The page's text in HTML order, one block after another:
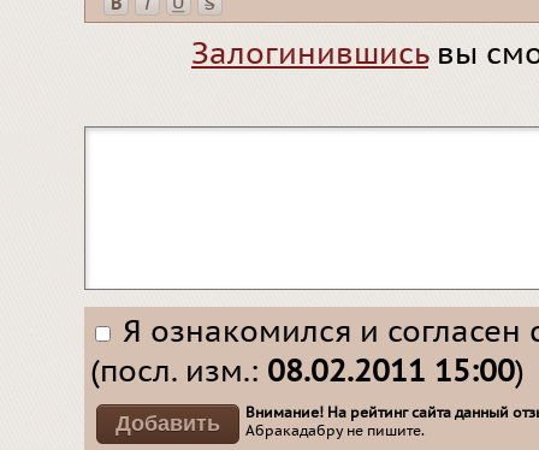
Залогинившисьвы
Я ознакомился и согласен
(посл. изм.: 08.02.2011 15:00)
Внимание! На рейтинг сайта данный
Абракадабру не пишите.